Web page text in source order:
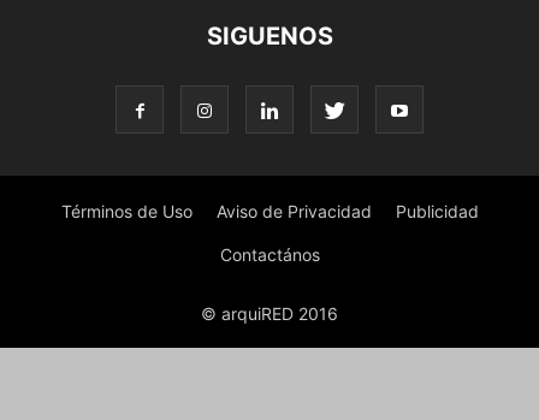
SIGUENOS
Términos de Uso Aviso de Privacidad Publicidad
Contactános
© arquiRED 2016